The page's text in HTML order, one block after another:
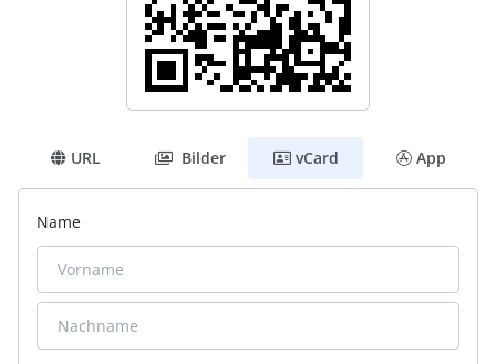
URL Bilder vCard App
Name